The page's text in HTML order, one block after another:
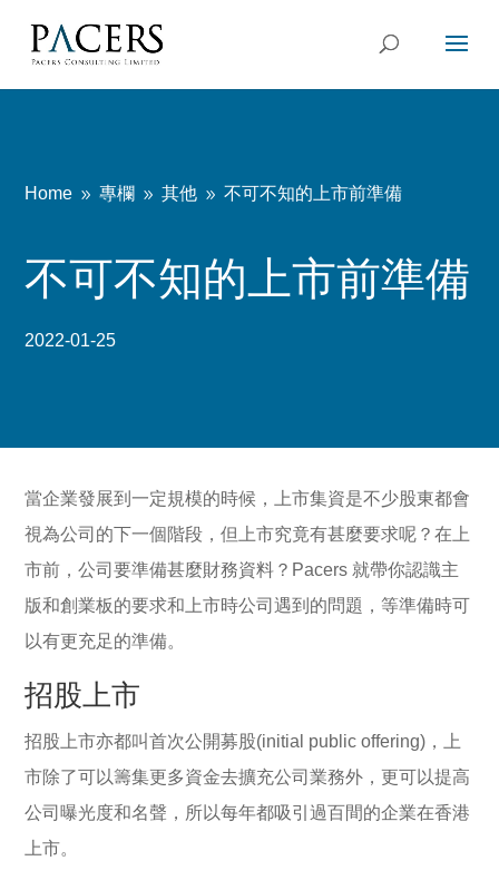
Home 9 專欄 9 其他 9 不可不知的上市前準備
不可不知的上市前準備
2022-01-25
當企業發展到一定規模的時候，上市集資是不少股東都會
視為公司的下一個階段，但上市究竟有甚麼要求呢？在上
市前，公司要準備甚麼財務資料？Pacers 就帶你認識主
版和創業板的要求和上市時公司遇到的問題，等準備時可
以有更充足的準備。
招股上市
招股上市亦都叫首次公開募股(initial public offering)，上
市除了可以籌集更多資金去擴充公司業務外，更可以提高
公司曝光度和名聲，所以每年都吸引過百間的企業在香港
上市。